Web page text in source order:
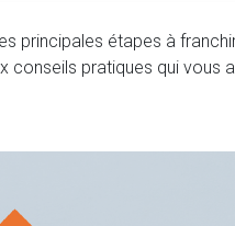
principales étapes à
conseils pratiques qui